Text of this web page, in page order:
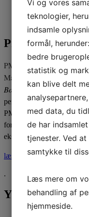
Beskrivelse
Yderligere Information
PMIs Risk Management
Management
Body of Knowledge
personer, der arbejder med
PMI®s Risk management
forberede sig til Risk
eksamen.
læs mere
.
Yderligere
Vi og vores
teknologier,
indsamle
formål,
bedre
statistik og
kan blive delt
med data, du
de har
tjenester. Ved
samtykke til
Læs mere om
behandling af
hjemmeside.